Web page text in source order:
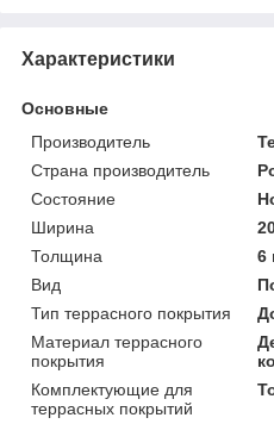
Характеристики
Основные
Производитель
Страна производитель
Состояние
Ширина
Толщина
6
Вид
Тип террасного покрытия
Материал террасного
покрытия
Комплектующие для
террасных покрытий